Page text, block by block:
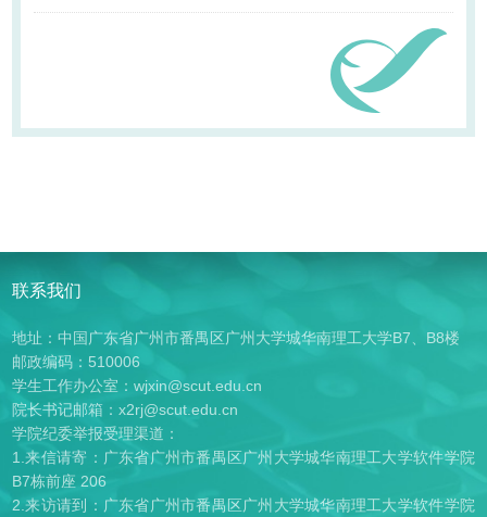
联系我们
地址：中国广东省广州市番禺区广州大学城华南理工大学B7、B8楼
邮政编码：510006
学生工作办公室：wjxin@scut.edu.cn
院长书记邮箱：x2rj@scut.edu.cn
学院纪委举报受理渠道：
1.来信请寄：广东省广州市番禺区广州大学城华南理工大学软件学院
B7栋前座 206
2.来访请到：广东省广州市番禺区广州大学城华南理工大学软件学院